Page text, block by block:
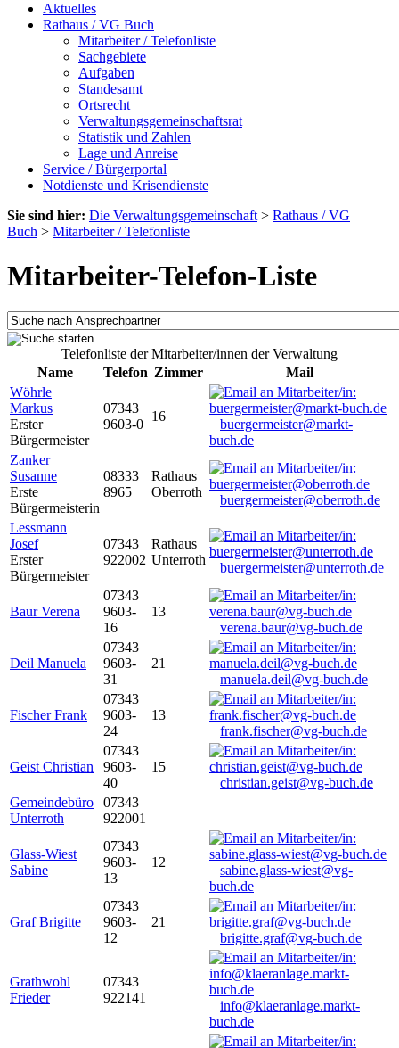
Aktuelles
Rathaus / VG Buch
Mitarbeiter / Telefonliste
Sachgebiete
Aufgaben
Standesamt
Ortsrecht
Verwaltungsgemeinschaftsrat
Statistik und Zahlen
Lage und Anreise
Service / Bürgerportal
Notdienste und Krisendienste
Sie sind hier: Die Verwaltungsgemeinschaft > Rathaus / VG
Buch > Mitarbeiter / Telefonliste
Mitarbeiter-Telefon-Liste
Telefonliste der Mitarbeiter/innen der Verwaltung
Name
Telefon Zimmer
Mail
Wöhrle
Markus
Erster
Bürgermeister
07343
9603-0
16
buergermeister@markt-
buch.de
Zanker
Susanne
Erste
Bürgermeisterin
08333
8965
Rathaus
Oberroth
buergermeister@oberroth.de
Lessmann
Josef
Erster
Bürgermeister
07343
922002
Rathaus
Unterroth
buergermeister@unterroth.de
Baur Verena
07343
9603-
16
13
verena.baur@vg-buch.de
Deil Manuela
07343
9603-
31
21
manuela.deil@vg-buch.de
Fischer Frank
07343
9603-
24
13
frank.fischer@vg-buch.de
Geist Christian
07343
9603-
40
15
christian.geist@vg-buch.de
Gemeindebüro
Unterroth
07343
922001
Glass-Wiest
Sabine
07343
9603-
13
12
sabine.glass-wiest@vg-
buch.de
Graf Brigitte
07343
9603-
12
21
brigitte.graf@vg-buch.de
Grathwohl
Frieder
07343
922141
info@klaeranlage.markt-
buch.de